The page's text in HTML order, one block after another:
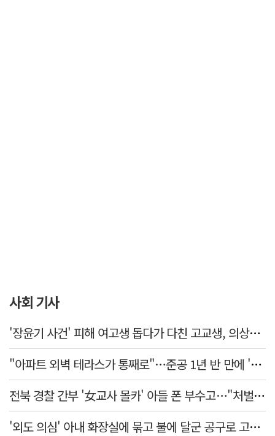
사회 기사
'장윤기 사건' 피해 여고생 돕다가 다친 고교생, 의상자 인정
"아파트 외벽 테라스가 통째로"…준공 1년 반 만에 '아찔 사고'
전북 경찰 간부 '女교사 몰카' 아들 폰 부수고…"처벌 못하는 사안" 내부망에 글
'외도 의심' 아내 화장실에 묶고 불에 달군 공구로 고문…남편 검거